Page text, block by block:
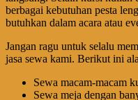
berbagai kebutuhan pesta
butuhkan dalam acara atau
Jangan ragu untuk selalu
jasa sewa kami. Berikut ini
Sewa macam-macam
Sewa meja dengan